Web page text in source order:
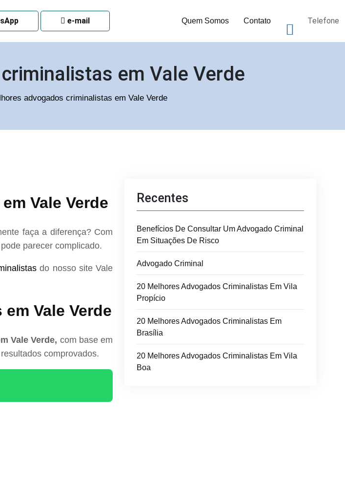
e-mail Quem Somos Contato Telefone
em Vale Verde
advogados criminalistas em Vale Verde
Vale Verde
faça a diferença? Com
parecer complicado.
do nosso site Vale
Vale Verde
Vale Verde, com base em
comprovados.
Recentes
Benefícios De Consultar Um Advogado Criminal
Em Situações De Risco
Advogado Criminal
20 Melhores Advogados Criminalistas Em Vila
Propício
20 Melhores Advogados Criminalistas Em
Brasília
20 Melhores Advogados Criminalistas Em Vila
Boa